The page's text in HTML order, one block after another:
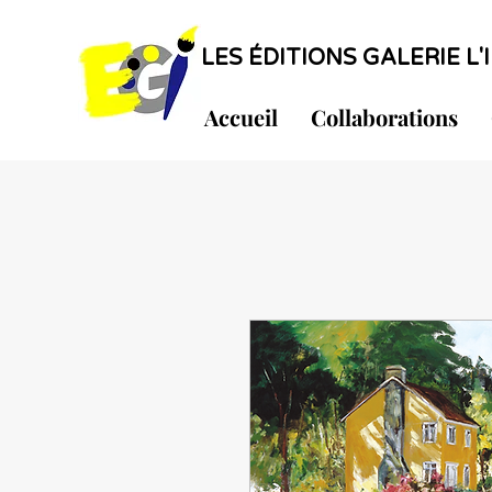
LES ÉDITIONS GALERIE
Accueil Collaborations